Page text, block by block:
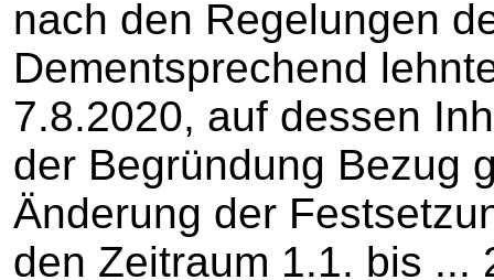
nach den Regelungen
Dementsprechend
7.8.2020, auf dessen
der Begründung Bezug
Änderung der
den Zeitraum 1.1. bis ...